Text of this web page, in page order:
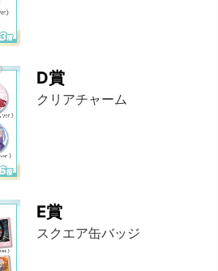
D賞
クリアチャーム
E賞
スクエア缶バッジ